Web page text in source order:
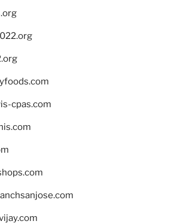
cpas.com